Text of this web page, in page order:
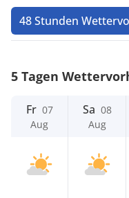
48 Stunden
5 Tagen
Fr 07
Aug
Sa 08
Aug